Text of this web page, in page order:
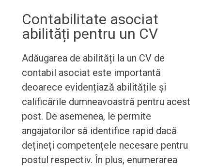
Contabilitate asociat
abilități pentru un CV
Adăugarea de abilități la un CV de
contabil asociat este importantă
deoarece evidențiază abilitățile și
calificările dumneavoastră pentru acest
post. De asemenea, le permite
angajatorilor să identifice rapid dacă
dețineți competențele necesare pentru
postul respectiv. În plus, enumerarea